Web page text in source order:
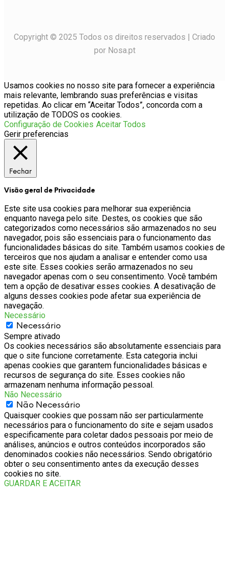
Copyright © 2025 Todos os direitos reservados | Criado
por Nosa.pt
Usamos cookies no nosso site para fornecer a experiência
mais relevante, lembrando suas preferências e visitas
repetidas. Ao clicar em “Aceitar Todos”, concorda com a
utilização de TODOS os cookies.
Configuração de Cookies Aceitar Todos
Gerir preferencias
Fechar
Visão geral de Privacidade
Este site usa cookies para melhorar sua experiência
enquanto navega pelo site. Destes, os cookies que são
categorizados como necessários são armazenados no seu
navegador, pois são essenciais para o funcionamento das
funcionalidades básicas do site. Também usamos cookies de
terceiros que nos ajudam a analisar e entender como usa
este site. Esses cookies serão armazenados no seu
navegador apenas com o seu consentimento. Você também
tem a opção de desativar esses cookies. A desativação de
alguns desses cookies pode afetar sua experiência de
navegação.
Necessário
Necessário
Sempre ativado
Os cookies necessários são absolutamente essenciais para
que o site funcione corretamente. Esta categoria inclui
apenas cookies que garantem funcionalidades básicas e
recursos de segurança do site. Esses cookies não
armazenam nenhuma informação pessoal.
Não Necessário
Não Necessário
Quaisquer cookies que possam não ser particularmente
necessários para o funcionamento do site e sejam usados
especificamente para coletar dados pessoais por meio de
análises, anúncios e outros conteúdos incorporados são
denominados cookies não necessários. Sendo obrigatório
obter o seu consentimento antes da execução desses
cookies no site.
GUARDAR E ACEITAR